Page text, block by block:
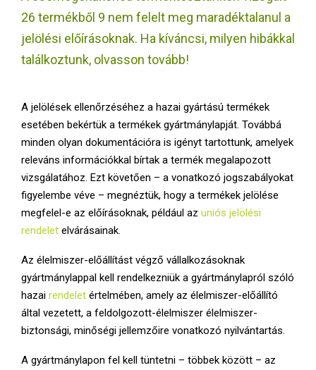
R
Y
E
N
U
26 termékből 9 nem felelt meg maradéktalanul a
jelölési előírásoknak. Ha kíváncsi, milyen hibákkal
találkoztunk, olvasson tovább!
A jelölések ellenőrzéséhez a hazai gyártású termékek
esetében bekértük a termékek gyártmánylapját. Továbbá
minden olyan dokumentációra is igényt tartottunk, amelyek
releváns információkkal bírtak a termék megalapozott
vizsgálatához. Ezt követően – a vonatkozó jogszabályokat
figyelembe véve – megnéztük, hogy a termékek jelölése
megfelel-e az előírásoknak, például az uniós jelölési
rendelet elvárásainak.
Az élelmiszer-előállítást végző vállalkozásoknak
gyártmánylappal kell rendelkezniük a gyártmánylapról szóló
hazai rendelet értelmében, amely az élelmiszer-előállító
által vezetett, a feldolgozott-élelmiszer élelmiszer-
biztonsági, minőségi jellemzőire vonatkozó nyilvántartás.
A gyártmánylapon fel kell tüntetni – többek között – az